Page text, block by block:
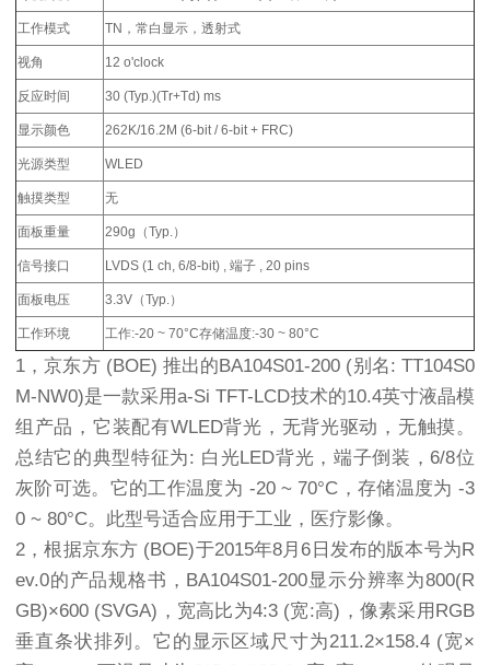
工作模式 TN，常白显示，透射式
视角 12 o'clock
反应时间 30 (Typ.)(Tr+Td) ms
显示颜色 262K/16.2M (6-bit / 6-bit + FRC)
光源类型 WLED
触摸类型 无
面板重量 290g（Typ.）
信号接口 LVDS (1 ch, 6/8-bit) , 端子 , 20 pins
面板电压 3.3V（Typ.）
工作环境 工作:-20 ~ 70°C存储温度:-30 ~ 80°C
1，京东方 (BOE) 推出的BA104S01-200 (别名: TT104S0
M-NW0)是一款采用a-Si TFT-LCD技术的10.4英寸液晶模
组产品，它装配有WLED背光，无背光驱动，无触摸。
总结它的典型特征为: 白光LED背光，端子倒装，6/8位
灰阶可选。它的工作温度为 -20 ~ 70°C，存储温度为 -3
0 ~ 80°C。此型号适合应用于工业，医疗影像。
2，根据京东方 (BOE)于2015年8月6日发布的版本号为R
ev.0的产品规格书，BA104S01-200显示分辨率为800(R
GB)×600 (SVGA)，宽高比为4:3 (宽:高)，像素采用RGB
垂直条状排列。它的显示区域尺寸为211.2×158.4 (宽×